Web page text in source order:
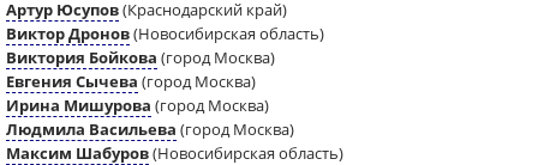
Артур Юсупов(Краснодарский край)
Виктор Дронов(Новосибирская область)
Виктория Бойкова (город Москва)
Евгения Сычева (город Москва)
Ирина Мишурова (город Москва)
Людмила Васильева (город Москва)
Максим Шабуров(Новосибирская область)